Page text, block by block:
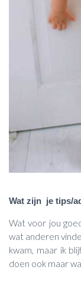
Wat zijn je tips/
Wat voor jou
wat anderen
kwam, maar ik
doen ook maar